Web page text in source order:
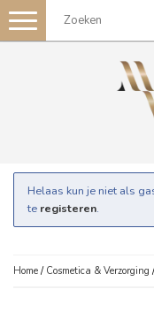
Toggle
navigation
Helaas kun je niet als
te registeren.
Home / Cosmetica & Verzorging